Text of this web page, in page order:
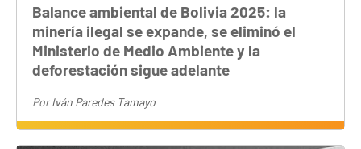
Balance ambiental de Bolivia 2025: la
minería ilegal se expande, se eliminó el
Ministerio de Medio Ambiente y la
deforestación sigue adelante
PorIván Paredes Tamayo